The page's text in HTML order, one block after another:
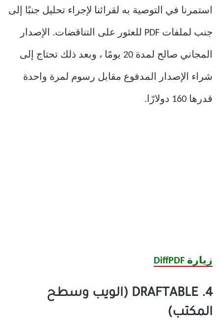
استمرنا في التوصية به لقرائنا لإجراء تحليل جنبًا إلى
جنب لملفات PDF للعثور على التناقضات. الإصدار
المجاني صالح لمدة 20 يومًا ، وبعد ذلك تحتاج إلى
شراء الإصدار المدفوع مقابل رسوم لمرة واحدة
قدرها 160 دولارًا.
زيارة DiffPDF
4. DRAFTABLE (الويب وسطح
المكتب)